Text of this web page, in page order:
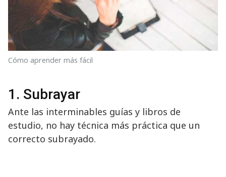
Cómo aprender más fácil
1. Subrayar
Ante las interminables guías y libros de
estudio, no hay técnica más práctica que un
correcto subrayado.